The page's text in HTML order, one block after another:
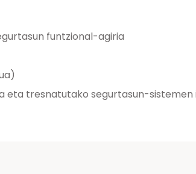
funtzional-agiria
eta tresnatutako segurtasun-